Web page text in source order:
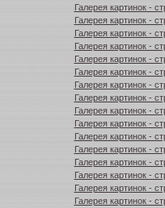
Галерея картинок -
Галерея картинок -
Галерея картинок -
Галерея картинок -
Галерея картинок -
Галерея картинок -
Галерея картинок -
Галерея картинок -
Галерея картинок -
Галерея картинок -
Галерея картинок -
Галерея картинок -
Галерея картинок -
Галерея картинок -
Галерея картинок -
Галерея картинок -